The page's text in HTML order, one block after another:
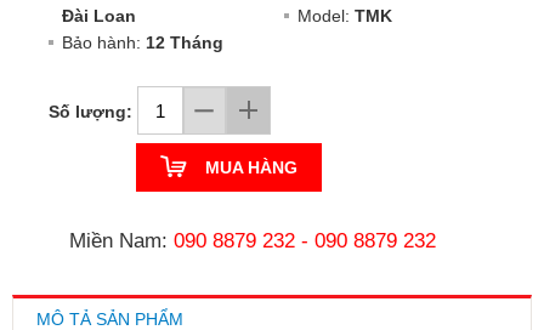
Đài Loan
Model: TMK
Bảo hành: 12 Tháng
Số lượng:
MUA HÀNG
Miền Nam: 090 8879 232 - 090 8879 232
MÔ TẢ SẢN PHẨM